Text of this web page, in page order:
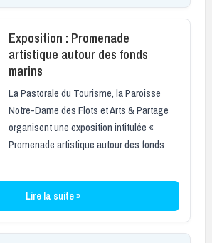
Exposition : Promenade
artistique autour des fonds
marins
La Pastorale du Tourisme, la Paroisse
Notre-Dame des Flots et Arts & Partage
organisent une exposition intitulée «
Promenade artistique autour des fonds
Lire la suite »